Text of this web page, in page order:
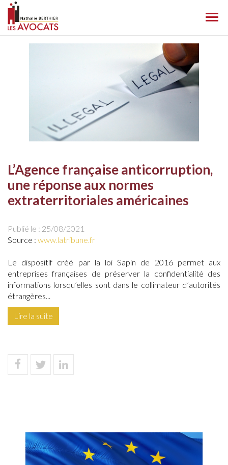
le
L’Agence française anticorruption,
une réponse aux normes
extraterritoriales américaines
Publié le : 25/08/2021
Source : www.latribune.fr
Le dispositif créé par la loi Sapin de 2016 permet aux
entreprises françaises de préserver la confidentialité des
informations lorsqu’elles sont dans le collimateur d’autorités
étrangères...
Lire la suite